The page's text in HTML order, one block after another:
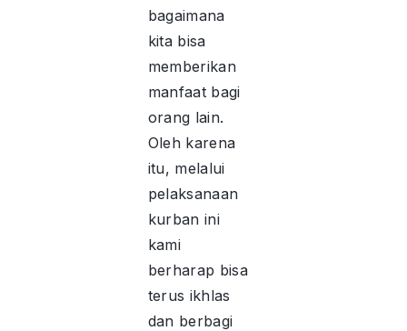
bagaimana
kita bisa
memberikan
manfaat bagi
orang lain.
Oleh karena
itu, melalui
pelaksanaan
kurban ini
kami
berharap bisa
terus ikhlas
dan berbagi